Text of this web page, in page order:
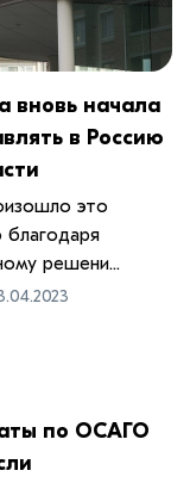
вновь начала
в Россию
это
благодаря
решени...
по ОСАГО